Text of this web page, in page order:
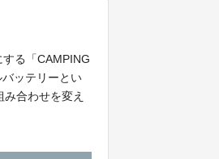
る「CAMPING
ッテリーとい
合わせを変え